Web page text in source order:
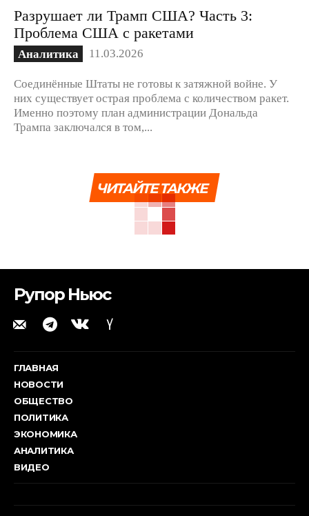
Разрушает ли Трамп США? Часть 3:
Проблема США с ракетами
Аналитика 11.03.2026
Соединённые Штаты не готовы к затяжной войне. У
них существует острая проблема с количеством ракет.
Именно поэтому план администрации Дональда
Трампа заключался в том,...
ЧИТАЙТЕ ТАКЖЕ
Рупор Ньюс
ГЛАВНАЯ
НОВОСТИ
ОБЩЕСТВО
ПОЛИТИКА
ЭКОНОМИКА
АНАЛИТИКА
ВИДЕО